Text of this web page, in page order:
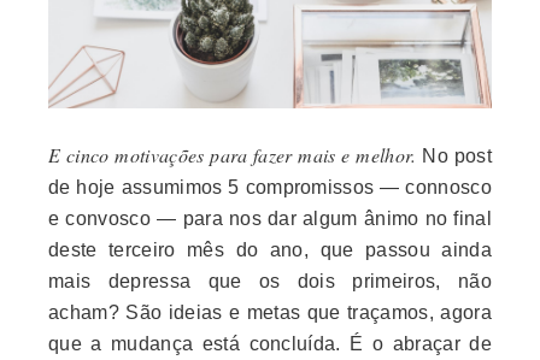
E cinco motivações para fazer mais e melhor. No post
de hoje assumimos 5 compromissos — connosco
e convosco — para nos dar algum ânimo no final
deste terceiro mês do ano, que passou ainda
mais depressa que os dois primeiros, não
acham? São ideias e metas que traçamos, agora
que a mudança está concluída. É o abraçar de